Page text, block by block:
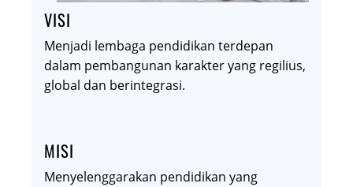
VISI
Menjadi lembaga pendidikan terdepan
dalam pembangunan karakter yang regilius,
global dan berintegrasi.
MISI
Menyelenggarakan pendidikan yang